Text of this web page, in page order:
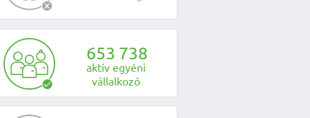
653 738
aktív egyéni
vállalkozó